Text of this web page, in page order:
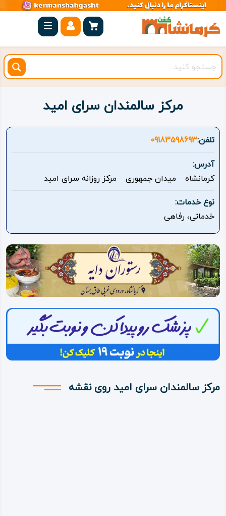
صفحه
اصلی
کرمانشاه
شهرستان
بیستون
روستاهای
هدف
اقامتگاه
ویدئو
درباره
ما
مرکز سالمندان سرای امید
تلفن:09183598693
آدرس:
کرمانشاه – میدان جمهوری – مرکز روزانه سرای امید
نوع خدمات:
خدماتی، رفاهی
مرکز سالمندان سرای امید روی نقشه